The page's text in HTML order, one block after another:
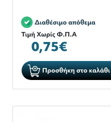
Διαθέσιμο απόθεμα
Τιμή Χωρίς Φ.Π.Α
0,75€
Προσθήκη στο καλάθι